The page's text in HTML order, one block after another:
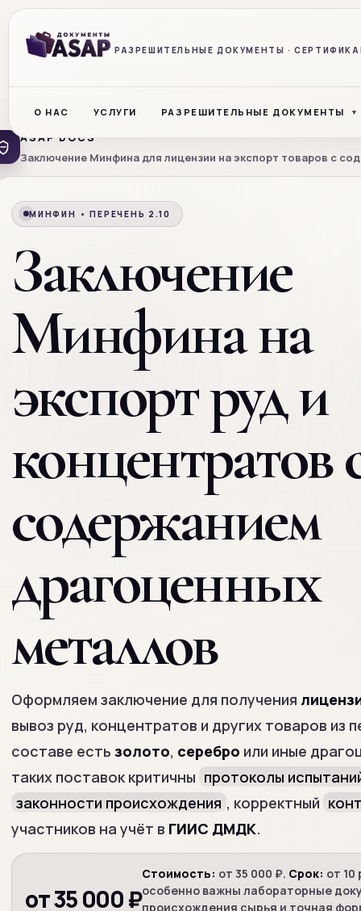
РАЗРЕШИТЕЛЬНЫЕ ДОКУМЕНТЫ ·
О НАС УСЛУГИ РАЗРЕШИТЕЛЬНЫЕ ДОКУМЕНТЫ
ASAP DOCS
Заключение Минфина для лицензии на экспорт товаров с
МИНФИН • ПЕРЕЧЕНЬ 2.10
Заключение
Минфина на
экспорт руд и
концентратов
содержанием
драгоценных
металлов
Оформляем заключение для получения
вывоз руд, концентратов и других товаров из
составе есть золото, серебро или иные
таких поставок критичны протоколы
законности происхождения , корректный
участников на учёт в ГИИС ДМДК.
от 35 000 ₽
Стоимость: от 35 000 ₽. Срок: от
особенно важны лабораторные
происхождения сырья и точная